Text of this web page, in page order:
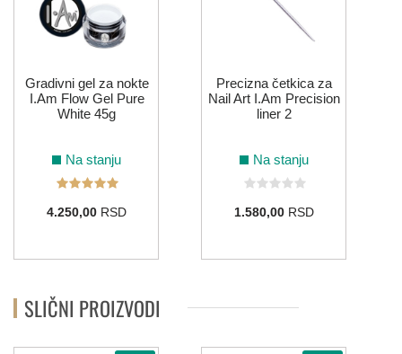
Gradivni gel za nokte
I.Am Flow Gel Pure
White 45g
Na stanju
4.250,00RSD
Precizna četkica za
Nail Art I.Am Precision
liner 2
Na stanju
1.580,00RSD
SLIČNI PROIZVODI